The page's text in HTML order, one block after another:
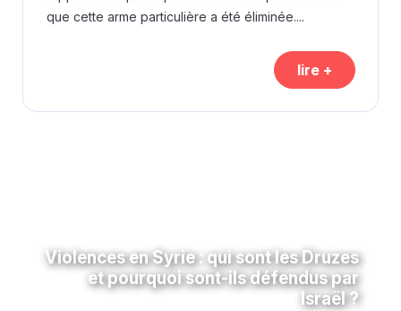
que cette arme particulière a été éliminée....
lire +
Violences en Syrie : qui sont les Druzes
et pourquoi sont-ils défendus par
Israël ?